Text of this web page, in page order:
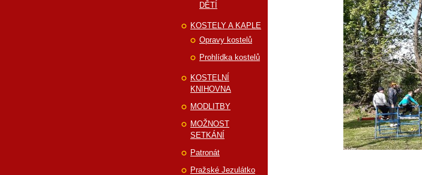
DĚTÍ
KOSTELY A KAPLE
Opravy kostelů
Prohlídka kostelů
KOSTELNÍ
KNIHOVNA
MODLITBY
MOŽNOST
SETKÁNÍ
Patronát
Pražské Jezulátko